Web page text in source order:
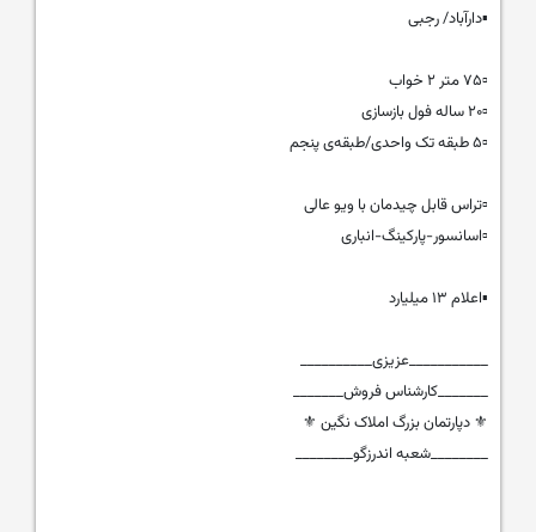
▪️دارآباد/ رجبی
▫️۷۵ متر ۲ خواب
▫️۲۰ ساله فول بازسازی
▫️۵ طبقه تک واحدی/طبقه‌ی پنجم
▫️تراس قابل چیدمان با ویو عالی
▫️اسانسور-پارکینگ-انباری
▪️اعلام ۱۳ میلیارد
___________عزیزی__________
_______کارشناس فروش_______
⚜️ دپارتمان بزرگ املاک نگین ⚜️
________شعبه اندرزگو________